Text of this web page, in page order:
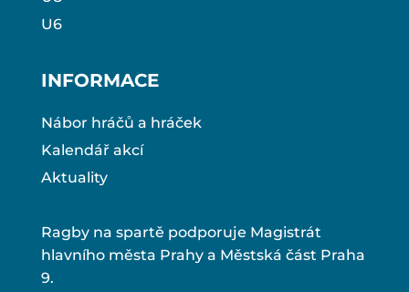
U6
INFORMACE
Nábor hráčů a hráček
Kalendář akcí
Aktuality
Ragby na spartě podporuje Magistrát
hlavního města Prahy a Městská část Praha
9.